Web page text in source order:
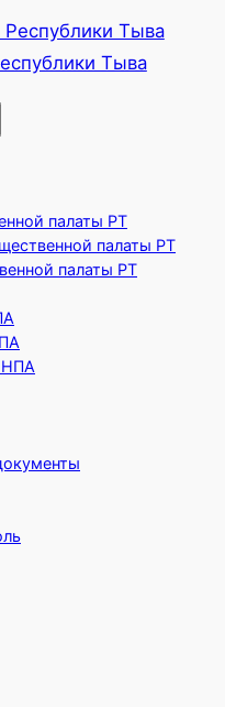
Тыва
палаты РТ
палаты РТ
палаты РТ
НПА